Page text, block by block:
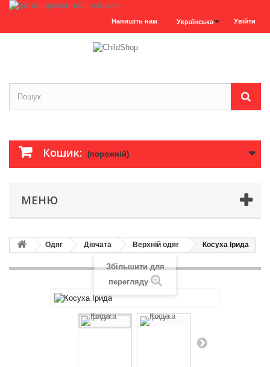
Увійти
Українська
Напишіть нам
Кошик: (порожній)
МЕНЮ
Одяг Дівчата Верхній одяг Косуха Ірида
Збільшити для
перегляду